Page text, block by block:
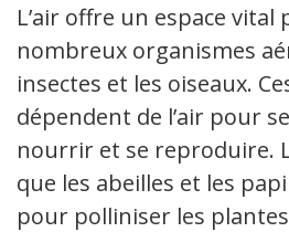
L’air offre un espace vital
nombreux organismes
insectes et les oiseaux.
dépendent de l’air pour
nourrir et se reproduire.
que les abeilles et les
pour polliniser les